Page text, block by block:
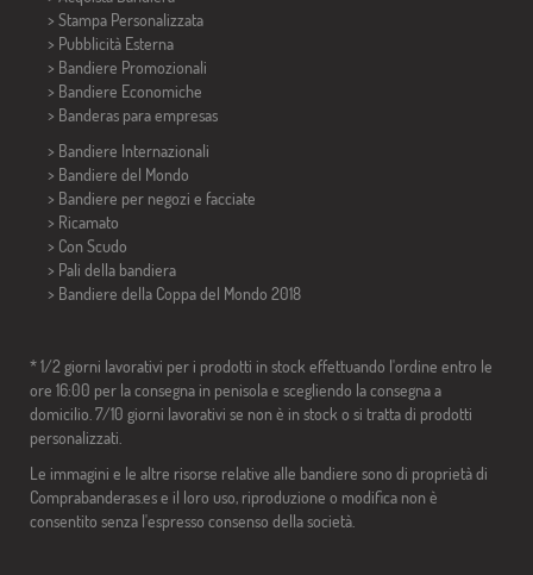
> Stampa Personalizzata
> Pubblicità Esterna
> Bandiere Promozionali
> Bandiere Economiche
> Banderas para empresas
> Bandiere Internazionali
> Bandiere del Mondo
> Bandiere per negozi e facciate
> Ricamato
> Con Scudo
> Pali della bandiera
> Bandiere della Coppa del Mondo 2018
* 1/2 giorni lavorativi per i prodotti in stock effettuando l'ordine entro le
ore 16:00 per la consegna in penisola e scegliendo la consegna a
domicilio. 7/10 giorni lavorativi se non è in stock o si tratta di prodotti
personalizzati.
Le immagini e le altre risorse relative alle bandiere sono di proprietà di
Comprabanderas.es e il loro uso, riproduzione o modifica non è
consentito senza l'espresso consenso della società.